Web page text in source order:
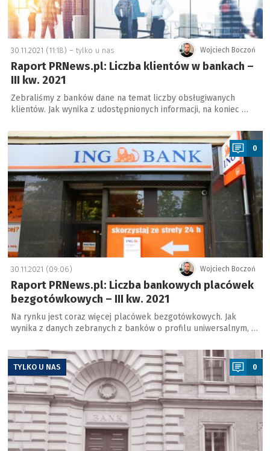
Wojciech Boczoń
30.11.2021 (11:18) – tylko u nas
Raport PRNews.pl: Liczba klientów w bankach –
III kw. 2021
Zebraliśmy z banków dane na temat liczby obsługiwanych
klientów. Jak wynika z udostępnionych informacji, na koniec …
a
0
Wojciech Boczoń
30.11.2021 (09:06)
Raport PRNews.pl: Liczba bankowych placówek
bezgotówkowych – III kw. 2021
Na rynku jest coraz więcej placówek bezgotówkowych. Jak
wynika z danych zebranych z banków o profilu uniwersalnym, …
a
TYLKO U NAS 0